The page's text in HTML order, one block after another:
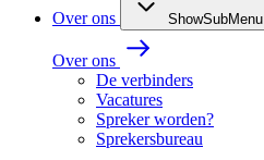
Over ons ShowSubMenu
Over ons
De verbinders
Vacatures
Spreker worden?
Sprekersbureau